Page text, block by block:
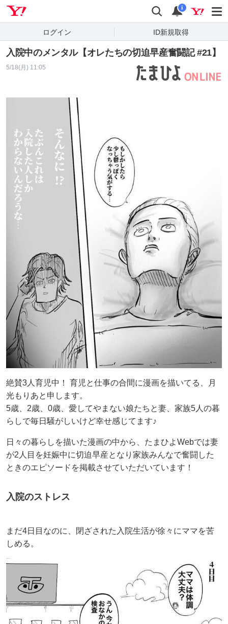
検索 通知
i
ログイン ID新規取得
入院中のメンタル【オレたちの切迫早産奮闘記 #21】
5/18(月) 11:05
絶賛3人育児中！ 育児と仕事の合間に漫画を描いてる、月
光もりあと申します。
5歳、2歳、0歳、愛してやまない娘たちと妻、家族5人の暮
らしで毎日騒がしいけど幸せ感じてます♪
日々の暮らしを描いた漫画の中から、たまひよWebでは妻
が2人目を妊娠中に切迫早産となり家族みんなで奮闘した
ときのエピソードを掲載させていただいています！
入院のストレス
まだ4日目なのに、閉ざされた入院生活が徐々にママを苦
しめる。